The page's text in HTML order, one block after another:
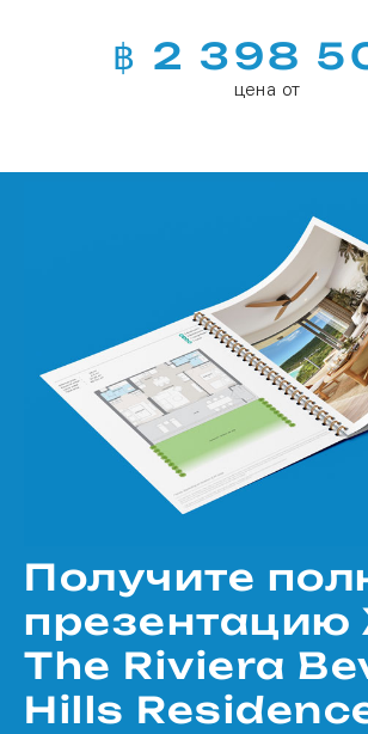
฿ 2 398
цена от
Получите
The Riviera
Hills